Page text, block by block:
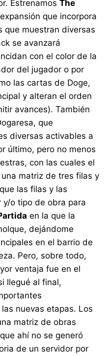
EstrenamosThe
que incorpora
que muestran diversas
se avanzará
con el color de la
del jugador o por
las cartas de Doge,
y alteran el orden
avances). También
que
diversas activables a
último, pero no menos
con las cuales el
matriz de tres filas y
las filas y las
y/o tipo de obra para
en la que la
dejándome
en el barrio de
Pero, sobre todo,
ventaja fue en el
llegué al final,
nuevas etapas. Los
matriz de obras
ahí no se generó
de un servidor por